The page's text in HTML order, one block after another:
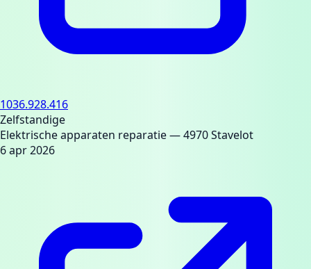
1036.928.416
Zelfstandige
Elektrische apparaten reparatie— 4970 Stavelot
6 apr 2026